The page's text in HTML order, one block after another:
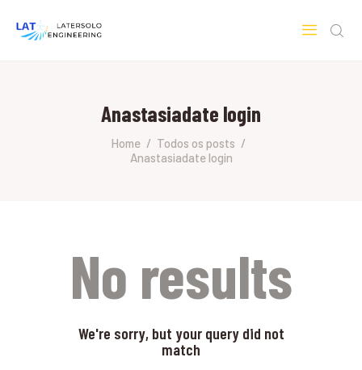
Anastasiadate login
Home
Todos os posts
Anastasiadate login
SOBRE A LATERSOLO
ENGINEERING
No results
We're sorry, but your query did not
match